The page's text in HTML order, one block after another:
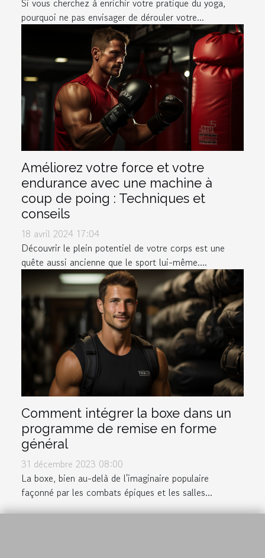
pourquoi ne pas envisager de dérouler votre...
Améliorez votre force et votre
endurance avec une machine à
coup de poing : Techniques et
conseils
18 avril 2024 17:04
Découvrir le plein potentiel de votre corps est une
quête aussi ancienne que le sport lui-même....
Comment intégrer la boxe dans un
programme de remise en forme
général
31 décembre 2023 08:00
La boxe, bien au-delà de l'imaginaire populaire
façonné par les combats épiques et les salles...